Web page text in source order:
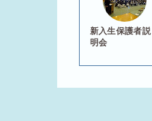
新入生保護者説
明会